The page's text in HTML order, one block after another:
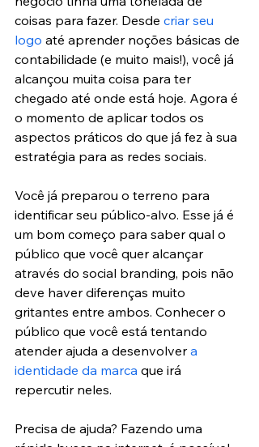
coisas para fazer. Desde criar seu
logo até aprender noções básicas de
contabilidade (e muito mais!), você já
alcançou muita coisa para ter
chegado até onde está hoje. Agora é
o momento de aplicar todos os
aspectos práticos do que já fez à sua
estratégia para as redes sociais.
Você já preparou o terreno para
identificar seu público-alvo. Esse já é
um bom começo para saber qual o
público que você quer alcançar
através do social branding, pois não
deve haver diferenças muito
gritantes entre ambos. Conhecer o
público que você está tentando
atender ajuda a desenvolver a
identidade da marca que irá
repercutir neles.
Precisa de ajuda? Fazendo uma